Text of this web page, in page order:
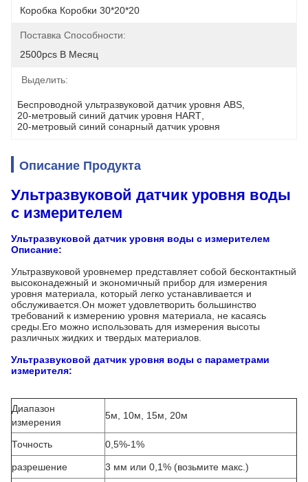
Коробка Коробки 30*20*20
Поставка Способности:
2500pcs В Месяц
Выделить:
Беспроводной ультразвуковой датчик уровня ABS
20-метровый синий датчик уровня HART
20-метровый синий сонарный датчик уровня
Описание Продукта
Ультразвуковой датчик уровня воды
с измерителем
Ультразвуковой датчик уровня воды с измерителем
Описание:
Ультразвуковой уровнемер представляет собой бесконтактный
высоконадежный и экономичный прибор для измерения
уровня материала, который легко устанавливается и
обслуживается.Он может удовлетворить большинство
требований к измерению уровня материала, не касаясь
среды.Его можно использовать для измерения высоты
различных жидких и твердых материалов.
Ультразвуковой датчик уровня воды с параметрами
измерителя:
Диапазон
измерения
5м, 10м, 15м, 20м
Точность 0,5%-1%
разрешение 3 мм или 0,1% (возьмите макс.)